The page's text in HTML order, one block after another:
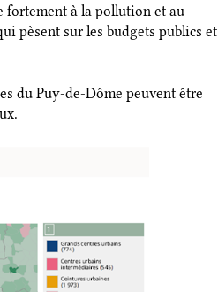
fortement à la pollution et au
pèsent sur les budgets publics et
du Puy-de-Dôme peuvent être